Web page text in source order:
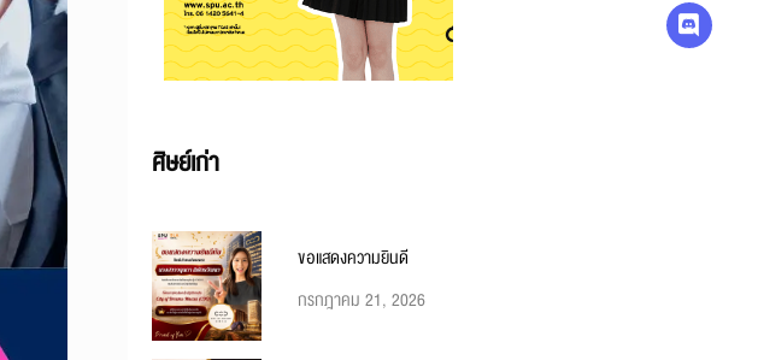
ศิษย์เก่า
ขอแสดงความยินดี
กรกฎาคม 21, 2026